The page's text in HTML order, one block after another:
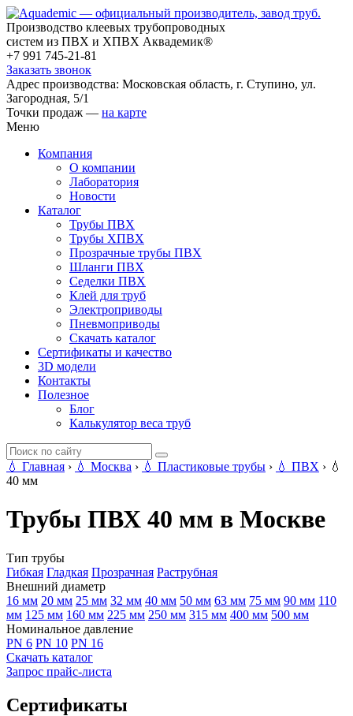
Производство клеевых трубопроводных
систем из ПВХ и ХПВХ Аквадемик®
+7 991 745-21-81
Заказать звонок
Адрес производства: Московская область, г. Ступино, ул.
Загородная, 5/1
Точки продаж — на карте
Меню
Компания
О компании
Лаборатория
Новости
Каталог
Трубы ПВХ
Трубы ХПВХ
Прозрачные трубы ПВХ
Шланги ПВХ
Седелки ПВХ
Клей для труб
Электроприводы
Пневмоприводы
Скачать каталог
Сертификаты и качество
3D модели
Контакты
Полезное
Блог
Калькулятор веса труб
💧 Главная › 💧 Москва › 💧 Пластиковые трубы › 💧 ПВХ › 💧
40 мм
Трубы ПВХ 40 мм в Москве
Тип трубы
Гибкая Гладкая Прозрачная Раструбная
Внешний диаметр
16 мм 20 мм 25 мм 32 мм 40 мм 50 мм 63 мм 75 мм 90 мм 110
мм 125 мм 160 мм 225 мм 250 мм 315 мм 400 мм 500 мм
Номинальное давление
PN 6 PN 10 PN 16
Скачать каталог
Запрос прайс-листа
Сертификаты